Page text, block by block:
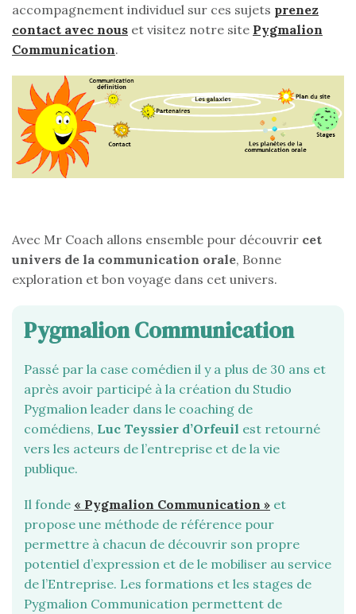
accompagnement individuel sur ces sujets prenez
contact avec nous et visitez notre site Pygmalion
Communication.
Avec Mr Coach allons ensemble pour découvrir cet
univers de la communication orale, Bonne
exploration et bon voyage dans cet univers.
Pygmalion Communication
Passé par la case comédien il y a plus de 30 ans et
après avoir participé à la création du Studio
Pygmalion leader dans le coaching de
comédiens, Luc Teyssier d’Orfeuil est retourné
vers les acteurs de l’entreprise et de la vie
publique.
Il fonde « Pygmalion Communication » et
propose une méthode de référence pour
permettre à chacun de découvrir son propre
potentiel d’expression et de le mobiliser au service
de l’Entreprise. Les formations et les stages de
Pygmalion Communication permettent de